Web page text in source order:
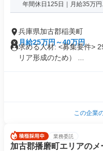
年間休日125日｜月給35万円
兵庫県加古郡稲美町
月給25万円～40万円
求める人材: <募集要件>
リア形成のため） ...
この企業
業務委託
加古郡播磨町エリアの